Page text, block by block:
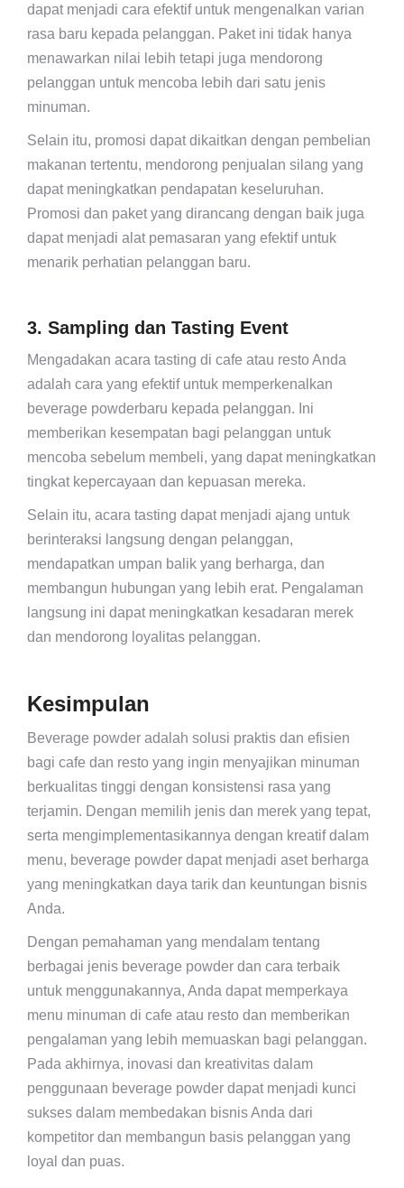
dapat menjadi cara efektif untuk mengenalkan varian
rasa baru kepada pelanggan. Paket ini tidak hanya
menawarkan nilai lebih tetapi juga mendorong
pelanggan untuk mencoba lebih dari satu jenis
minuman.
Selain itu, promosi dapat dikaitkan dengan pembelian
makanan tertentu, mendorong penjualan silang yang
dapat meningkatkan pendapatan keseluruhan.
Promosi dan paket yang dirancang dengan baik juga
dapat menjadi alat pemasaran yang efektif untuk
menarik perhatian pelanggan baru.
3. Sampling dan Tasting Event
Mengadakan acara tasting di cafe atau resto Anda
adalah cara yang efektif untuk memperkenalkan
beverage powderbaru kepada pelanggan. Ini
memberikan kesempatan bagi pelanggan untuk
mencoba sebelum membeli, yang dapat meningkatkan
tingkat kepercayaan dan kepuasan mereka.
Selain itu, acara tasting dapat menjadi ajang untuk
berinteraksi langsung dengan pelanggan,
mendapatkan umpan balik yang berharga, dan
membangun hubungan yang lebih erat. Pengalaman
langsung ini dapat meningkatkan kesadaran merek
dan mendorong loyalitas pelanggan.
Kesimpulan
Beverage powder adalah solusi praktis dan efisien
bagi cafe dan resto yang ingin menyajikan minuman
berkualitas tinggi dengan konsistensi rasa yang
terjamin. Dengan memilih jenis dan merek yang tepat,
serta mengimplementasikannya dengan kreatif dalam
menu, beverage powder dapat menjadi aset berharga
yang meningkatkan daya tarik dan keuntungan bisnis
Anda.
Dengan pemahaman yang mendalam tentang
berbagai jenis beverage powder dan cara terbaik
untuk menggunakannya, Anda dapat memperkaya
menu minuman di cafe atau resto dan memberikan
pengalaman yang lebih memuaskan bagi pelanggan.
Pada akhirnya, inovasi dan kreativitas dalam
penggunaan beverage powder dapat menjadi kunci
sukses dalam membedakan bisnis Anda dari
kompetitor dan membangun basis pelanggan yang
loyal dan puas.